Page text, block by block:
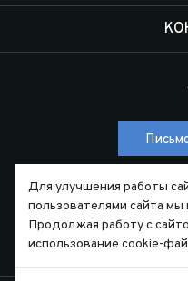
ТЕЛЕФОН
7 (391)
Для улучшения работы
пользователями сайта
Продолжая работу с
использование cookie-